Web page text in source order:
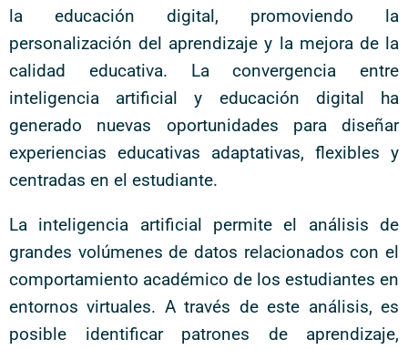
la educación digital, promoviendo la
personalización del aprendizaje y la mejora de la
calidad educativa. La convergencia entre
inteligencia artificial y educación digital ha
generado nuevas oportunidades para diseñar
experiencias educativas adaptativas, flexibles y
centradas en el estudiante.
La inteligencia artificial permite el análisis de
grandes volúmenes de datos relacionados con el
comportamiento académico de los estudiantes en
entornos virtuales. A través de este análisis, es
posible identificar patrones de aprendizaje,